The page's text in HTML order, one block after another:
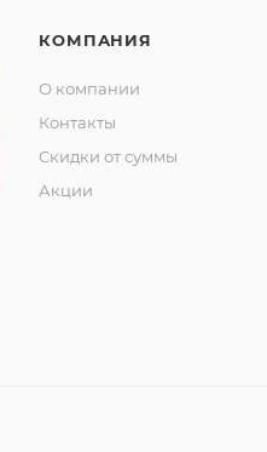
КОМПАНИЯ
О компании
Контакты
Скидки от суммы
Акции